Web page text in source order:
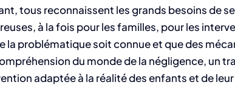
tous reconnaissent les grands besoins de
à la fois pour les familles, pour les
la problématique soit connue et que des
du monde de la négligence, un
adaptée à la réalité des enfants et de